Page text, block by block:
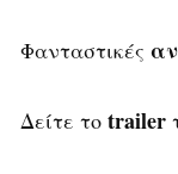
Φανταστικές
Δείτε το trailer